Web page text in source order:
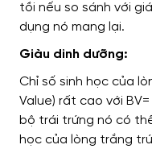
tồi nếu so sánh với
dụng nó mang lại.
Giàu dinh dưỡng:
Chỉ số sinh học của
Value) rất cao với BV=
bộ trái trứng nó có
học của lòng trắng